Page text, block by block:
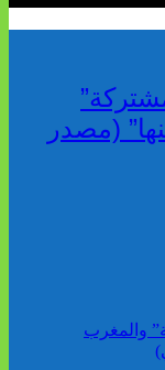
(مصدر